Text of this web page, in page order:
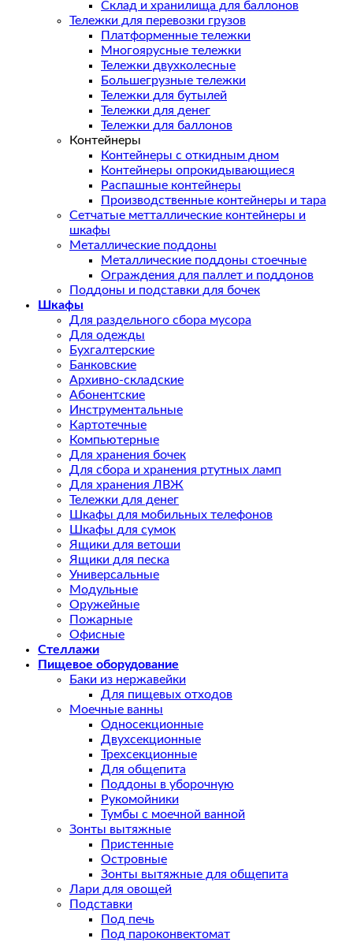
Склад и хранилища для баллонов
Тележки для перевозки грузов
Платформенные тележки
Многоярусные тележки
Тележки двухколесные
Большегрузные тележки
Тележки для бутылей
Тележки для денег
Тележки для баллонов
Контейнеры
Контейнеры с откидным дном
Контейнеры опрокидывающиеся
Распашные контейнеры
Производственные контейнеры и тара
Сетчатые метталлические контейнеры и
шкафы
Металлические поддоны
Металлические поддоны стоечные
Ограждения для паллет и поддонов
Поддоны и подставки для бочек
Шкафы
Для раздельного сбора мусора
Для одежды
Бухгалтерские
Банковские
Архивно-складские
Абонентские
Инструментальные
Картотечные
Компьютерные
Для хранения бочек
Для сбора и хранения ртутных ламп
Для хранения ЛВЖ
Тележки для денег
Шкафы для мобильных телефонов
Шкафы для сумок
Ящики для ветоши
Ящики для песка
Универсальные
Модульные
Оружейные
Пожарные
Офисные
Стеллажи
Пищевое оборудование
Баки из нержавейки
Для пищевых отходов
Моечные ванны
Односекционные
Двухсекционные
Трехсекционные
Для общепита
Поддоны в уборочную
Рукомойники
Тумбы с моечной ванной
Зонты вытяжные
Пристенные
Островные
Зонты вытяжные для общепита
Лари для овощей
Подставки
Под печь
Под пароконвектомат